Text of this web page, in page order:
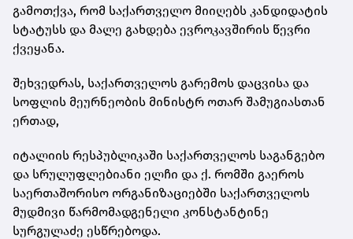
გამოთქვა, რომ საქართველო მიიღებს კანდიდატის
სტატუსს და მალე გახდება ევროკავშირის წევრი
ქვეყანა.
შეხვედრას, საქართველოს გარემოს დაცვისა და
სოფლის მეურნეობის მინისტრ ოთარ შამუგიასთან
ერთად,
იტალიის რესპუბლიკაში საქართველოს საგანგებო
და სრულუფლებიანი ელჩი და ქ. რომში გაეროს
საერთაშორისო ორგანიზაციებში საქართველოს
მუდმივი წარმომადგენელი კონსტანტინე
სურგულაძე ესწრებოდა.